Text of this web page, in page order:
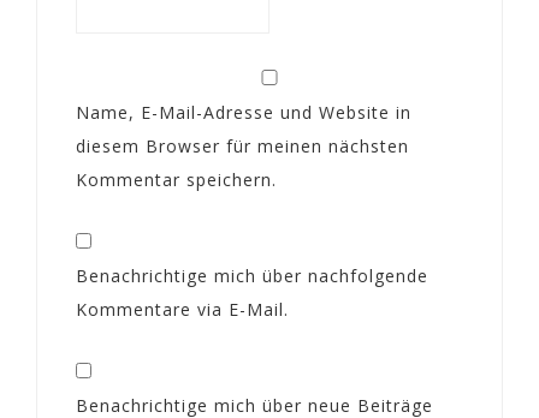
Name, E-Mail-Adresse und Website in
diesem Browser für meinen nächsten
Kommentar speichern.
Benachrichtige mich über nachfolgende
Kommentare via E-Mail.
Benachrichtige mich über neue Beiträge